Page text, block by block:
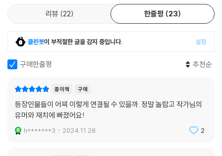
리뷰 22 한줄평 23
클린봇이 부적절한 글을 감지 중입니다. 설정
구매한줄평 추천순
종이책 구매
등장인물들이 어찌 이렇게 연결될 수 있을까..정말 놀랍고 작가님의
유머와 재치에 빠졌어요!
h*******3 2024.11.28. 2